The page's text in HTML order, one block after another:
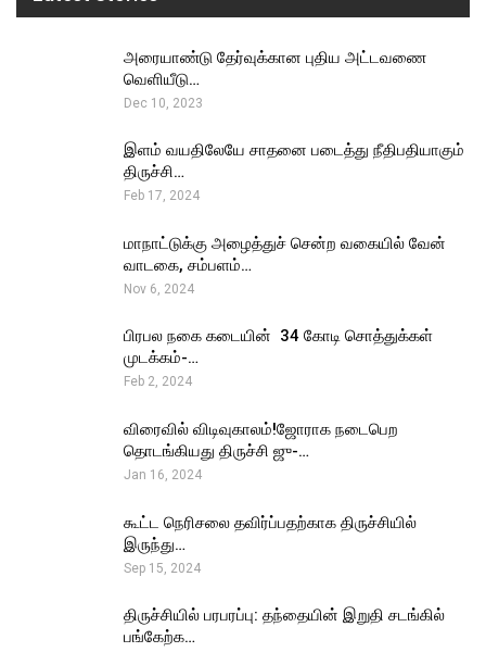
அரையாண்டு தேர்வுக்கான புதிய அட்டவணை
வெளியீடு…
Dec 10, 2023
இளம் வயதிலேயே சாதனை படைத்து நீதிபதியாகும்
திருச்சி…
Feb 17, 2024
மாநாட்டுக்கு அழைத்துச் சென்ற வகையில் வேன்
வாடகை, சம்பளம்…
Nov 6, 2024
பிரபல நகை கடையின் ₹ 34 கோடி சொத்துக்கள்
முடக்கம்-…
Feb 2, 2024
விரைவில் விடிவுகாலம்!ஜோராக நடைபெற
தொடங்கியது திருச்சி ஜு-…
Jan 16, 2024
கூட்ட நெரிசலை தவிர்ப்பதற்காக திருச்சியில்
இருந்து…
Sep 15, 2024
திருச்சியில் பரபரப்பு: தந்தையின் இறுதி சடங்கில்
பங்கேற்க…